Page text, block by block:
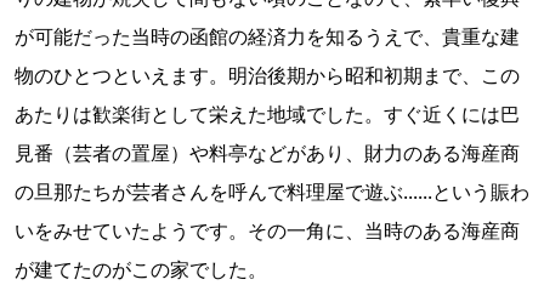
が可能だった当時の函館の経済力を知るうえで、貴重な建
物のひとつといえます。明治後期から昭和初期まで、この
あたりは歓楽街として栄えた地域でした。すぐ近くには巴
見番（芸者の置屋）や料亭などがあり、財力のある海産商
の旦那たちが芸者さんを呼んで料理屋で遊ぶ......という賑わ
いをみせていたようです。その一角に、当時のある海産商
が建てたのがこの家でした。